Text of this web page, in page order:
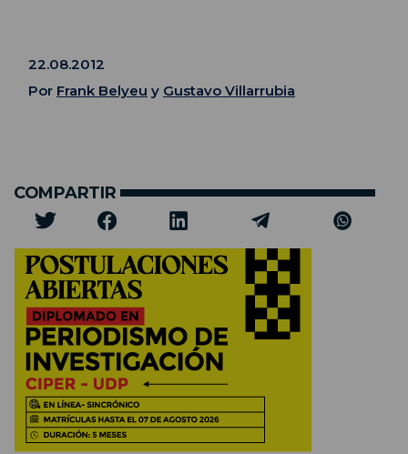
22.08.2012
Por Frank Belyeu y Gustavo Villarrubia
COMPARTIR